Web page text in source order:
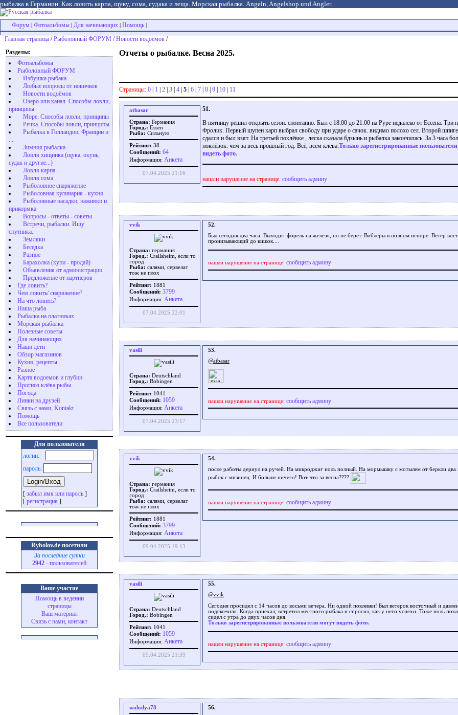
рыбалка в Германии. Как ловить карпа, щуку, сома, судака и леща. Морская рыбалка. Angeln, Angelshop und Angler.
Форум
Фотоальбомы Для начинающих Помощь
Главная страница /Рыболовный ФОРУМ /Новости водоёмов /
Разделы:
Фотоальбомы
Рыболовный ФОРУМ
Избушка рыбака
Любые вопросы от новичков
Новости водоёмов
Озеро или канал. Способы ловли,
принципы
Море. Способы ловли, принципы
Речка. Способы ловли, принципы
Рыбалка в Голландии, Франции и
....
Зимняя рыбалка
Ловля хищника (щука, окунь,
судак и другие...)
Ловля карпа
Ловля сома
Рыболовное снаряжение
Рыболовная кулинария - кухня
Рыболовные насадки, наживки и
прикормка
Вопросы - ответы - советы
Встречи, рыбалки. Ищу
спутника.
Земляки
Беседка
Разное
Барахолка (купи - продай)
Объявления от администрации
Предложение от партнеров
Где ловить?
Чем ловить/ снаряжение?
На что ловить?
Наша рыба
Рыбалка на платниках
Морская рыбалка
Полезные советы
Для начинающих
Наши дети
Обзор магазинов
Кухня, рецепты
Разное
Карта водоемов и глубин
Прогноз клёва рыбы
Погода
Линки на друзей
Связь с нами, Kontakt
Помощь
Все пользователи
Для пользователя
логин:
пароль:
[ забыл имя или пароль ]
[ регистрация ]
Rybolov.de посетили
За последние сутки
2942 - пользователей
Ваше участие
Помощь в ведении
страницы
Ваш материал
Связь с нами, контакт
Отчеты о рыбалке. Весна 2025.
Страницы: 0 | 1 | 2 | 3 | 4 | 5 | 6 | 7 | 8 | 9 | 10 | 11
atbasar
Страна: Германия
Город.: Essen
Рыба: Сильную
Рейтинг: 38
Сообщений: 64
Информация: Aнкета
07.04.2025 21:16
51.
В пятницу решил открыть сезон. спонтанно. Был с 18.00 до 21.00 на Руре недалеко от Ессена. Три
Фролик. Первый шупен карп выбрал свободу при ударе о сачок. видимо полохо сел. Второй
сдался и был взят. На третьей поклёвке , леска сказала бдзынь и рыбалка закончилась. За 3 часа
поклёвок. чем за весь прошлый год. Всё, всем клёва. Только зарегистрированные
видеть фото.
нашли нарушение на странице: сообщить админу
vvik
Страна: германия
Город.: Crailsheim, если то
город
Рыба: салями, сервелат
тож не плох
Рейтинг: 1881
Сообщений: 3799
Информация: Aнкета
07.04.2025 22:01
52.
Был сегодня два часа. Выходит форель на железо, но не берет. Воблеры в полном игноре. Ветер
пронизывающий до кишок....
нашли нарушение на странице: сообщить админу
vasili
Страна: Deutschland
Город.: Bobingen
Рейтинг: 1041
Сообщений: 1059
Информация: Aнкета
07.04.2025 23:17
53.
@atbasar
нашли нарушение на странице: сообщить админу
vvik
Страна: германия
Город.: Crailsheim, если то
город
Рыба: салями, сервелат
тож не плох
Рейтинг: 1881
Сообщений: 3799
Информация: Aнкета
09.04.2025 19:13
54.
после работы дернул на ручей. На микроджиг ноль полный. На мормышку с мотылем от беркли два
рыбок с мизинец. И больше ничего! Вот что за весна????
нашли нарушение на странице: сообщить админу
vasili
Страна: Deutschland
Город.: Bobingen
Рейтинг: 1041
Сообщений: 1059
Информация: Aнкета
09.04.2025 21:39
55.
@vvik
Сегодня просидел с 14 часов до восьми вечера. Ни одной поклевки! Был ветерок восточный и
подскочило. Когда приехал, встретил местного рыбака и спросил, как у него успехи. Тоже ноль
сидел с утра до двух часов дня.
Только зарегистрированные пользователи могут видеть фото.
нашли нарушение на странице: сообщить админу
wolodya78
56.